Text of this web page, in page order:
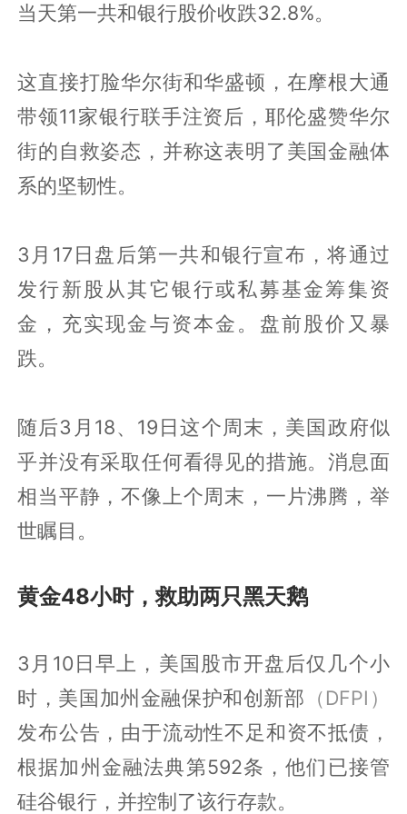
当天第一共和银行股价收跌32.8%。
这直接打脸华尔街和华盛顿，在摩根大通
带领11家银行联手注资后，耶伦盛赞华尔
街的自救姿态，并称这表明了美国金融体
系的坚韧性。
3月17日盘后第一共和银行宣布，将通过
发行新股从其它银行或私募基金筹集资
金，充实现金与资本金。盘前股价又暴
跌。
随后3月18、19日这个周末，美国政府似
乎并没有采取任何看得见的措施。消息面
相当平静，不像上个周末，一片沸腾，举
世瞩目。
黄金48小时，救助两只黑天鹅
3月10日早上，美国股市开盘后仅几个小
时，美国加州金融保护和创新部 （DFPI）
发布公告，由于流动性不足和资不抵债，
根据加州金融法典第592条，他们已接管
硅谷银行，并控制了该行存款。